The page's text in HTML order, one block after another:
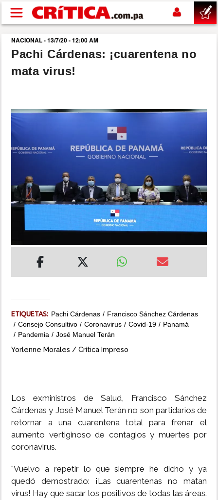
Pasar al contenido principal
buscar
SUCESOS
SHOW
DEPORTES
MUNDO
MULTIMEDIA
NACIONAL - 13/7/20 - 12:00 AM
Pachi Cárdenas: ¡cuarentena no
mata virus!
ETIQUETAS: Pachi Cárdenas
Francisco Sánchez Cárdenas
Consejo Consultivo
Coronavirus Covid-19
Panamá
Pandemia
José Manuel Terán
Yorlenne Morales / Crítica Impreso
Los exministros de Salud, Francisco Sánchez
Cárdenas y José Manuel Terán no son partidarios de
retornar a una cuarentena total para frenar el
aumento vertiginoso de contagios y muertes por
coronavirus.
"Vuelvo a repetir lo que siempre he dicho y ya
quedó demostrado: ¡Las cuarentenas no matan
virus! Hay que sacar los positivos de todas las áreas.